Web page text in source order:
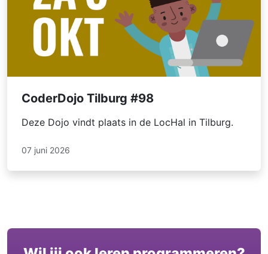
CoderDojo Tilburg #98
Deze Dojo vindt plaats in de LocHal in Tilburg.
07 juni 2026